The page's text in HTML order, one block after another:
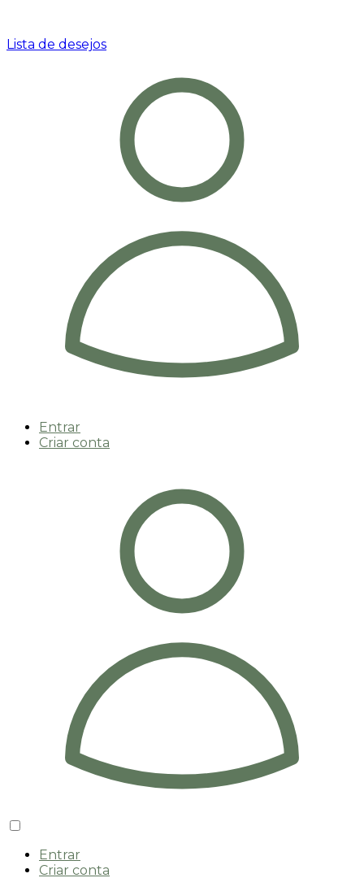
Lista de desejos
Entrar
Criar conta
Entrar
Criar conta